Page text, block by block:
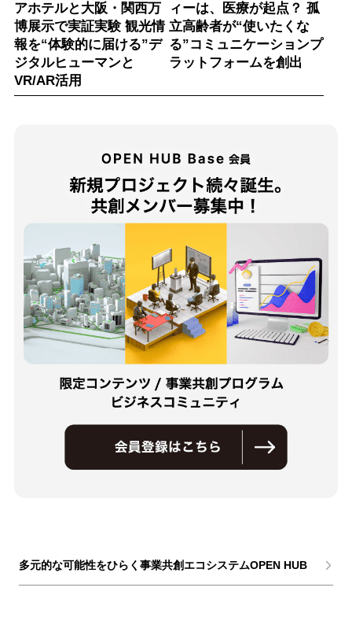
アホテルと大阪・関西万
博展示で実証実験 観光情
報を“体験的に届ける”デ
ジタルヒューマンと
VR/AR活用
ィーは、医療が起点？ 孤
立高齢者が“使いたくな
る”コミュニケーションプ
ラットフォームを創出
多元的な可能性をひらく事業共創エコシステムOPEN HUB